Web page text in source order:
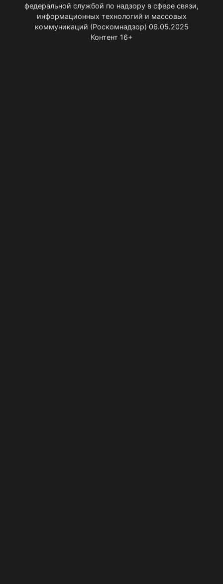
федеральной службой по надзору в сфере связи,
информационных технологий и массовых
коммуникаций (Роскомнадзор) 06.05.2025
Контент 16+